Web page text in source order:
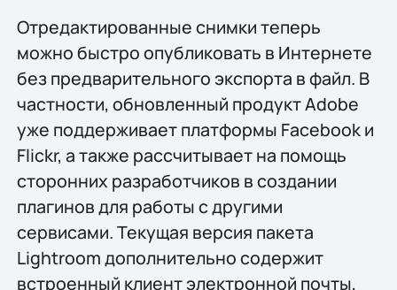
Отредактированные снимки теперь
можно быстро опубликовать в Интернете
без предварительного экспорта в файл. В
частности, обновленный продукт Adobe
уже поддерживает платформы Facebook и
Flickr, а также рассчитывает на помощь
сторонних разработчиков в создании
плагинов для работы с другими
сервисами. Текущая версия пакета
Lightroom дополнительно содержит
встроенный клиент электронной почты,